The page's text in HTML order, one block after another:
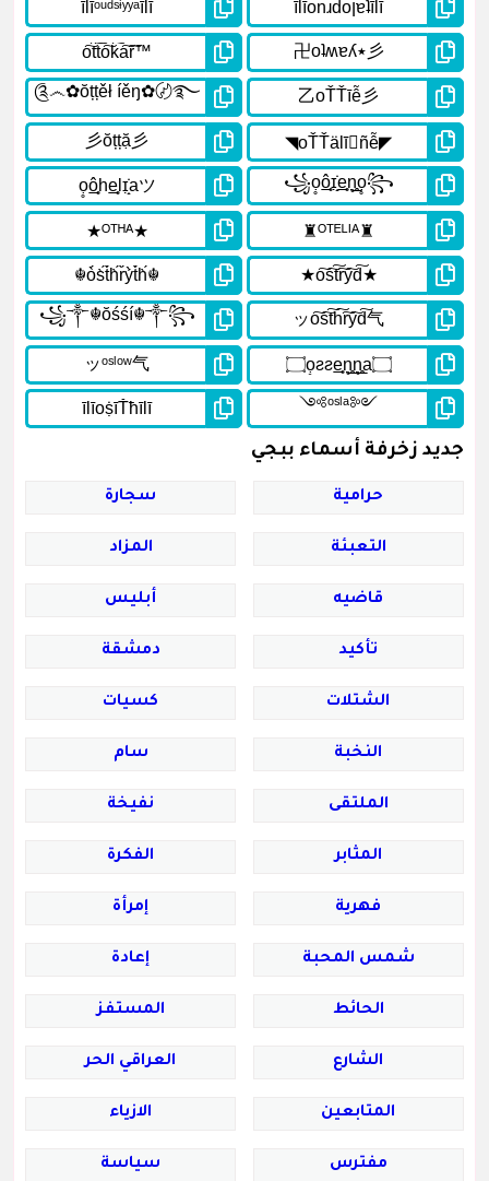
جديد زخرفة أسماء ببجي
حرامية سجارة
التعبئة المزاد
قاضيه أبليس
تأكيد دمشقة
الشتلات كسيات
النخبة سام
الملتقى نفيخة
المثابر الفكرة
فهرية إمرأة
شمس المحبة إعادة
الحائط المستفز
الشارع العراقي الحر
المتابعين الازياء
مفترس سياسة